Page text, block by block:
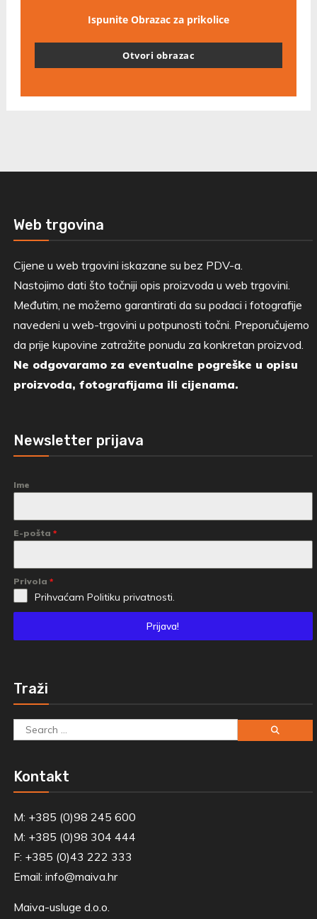
Ispunite Obrazac za prikolice
Otvori obrazac
Web trgovina
Cijene u web trgovini iskazane su bez PDV-a.
Nastojimo dati što točniji opis proizvoda u web trgovini.
Međutim, ne možemo garantirati da su podaci i fotografije
navedeni u web-trgovini u potpunosti točni. Preporučujemo
da prije kupovine zatražite ponudu za konkretan proizvod.
Ne odgovaramo za eventualne pogreške u opisu
proizvoda, fotografijama ili cijenama.
Newsletter prijava
Ime
E-pošta *
Privola *
Prihvaćam Politiku privatnosti.
Prijava!
Traži
Search
Kontakt
M: +385 (0)98 245 600
M: +385 (0)98 304 444
F: +385 (0)43 222 333
Email: info@maiva.hr
Maiva-usluge d.o.o.